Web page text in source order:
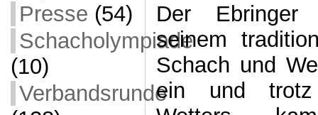
Presse (54)
Schacholympiade
(10)
Verbandsrunde
Der
seinem
Schach und
ein und trotz